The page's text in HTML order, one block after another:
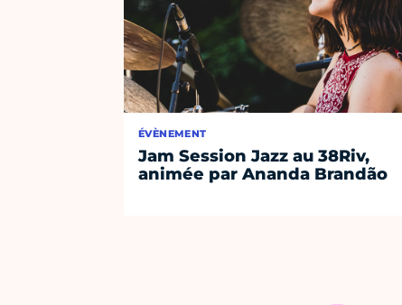
ÉVÈNEMENT
Jam Session Jazz au 38Riv,
animée par Ananda Brandão